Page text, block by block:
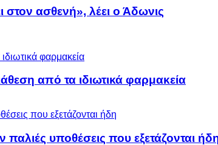
στον ασθενή», λέει ο Άδωνις
από τα ιδιωτικά φαρμακεία
υποθέσεις που εξετάζονται